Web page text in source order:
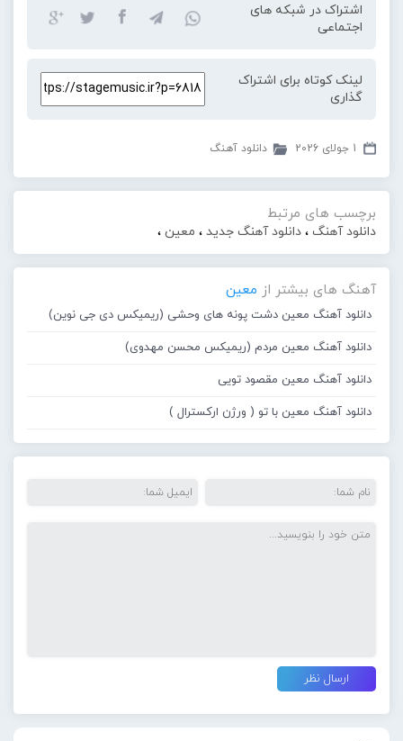
اشتراک در شبکه های
اجتماعی
لینک کوتاه برای اشتراک
گذاری
1 جولای 2026 دانلود آهنگ
برچسب های مرتبط
دانلود آهنگ ، دانلود آهنگ جدید ، معین ،
آهنگ های بیشتر از معین
دانلود آهنگ معین دشت پونه های وحشی (ریمیکس دی جی نوین)
دانلود آهنگ معین مردم (ریمیکس محسن مهدوی)
دانلود آهنگ معین مقصود تویی
دانلود آهنگ معین با تو ( ورژن ارکسترال )